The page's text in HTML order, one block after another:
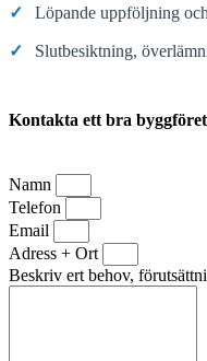
✓ Löpande uppföljning
✓ Slutbesiktning,
Kontakta ett bra
Namn
Telefon
Email
Adress + Ort
Beskriv ert behov,